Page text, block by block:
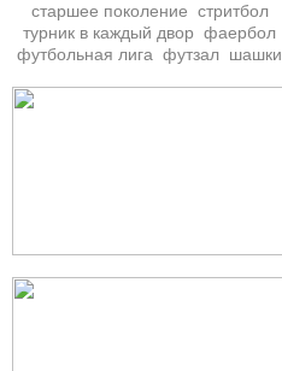
старшее поколение стритбол
турник в каждый двор фаербол
футбольная лига футзал шашки